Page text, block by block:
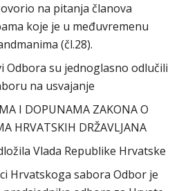
na pitanja članova
koje je u međuvremenu
(čl.28).
Odbora su jednoglasno odlučili
na usvajanje
I DOPUNAMA ZAKONA O
HRVATSKIH DRŽAVLJANA
Vlada Republike Hrvatske
Hrvatskoga sabora Odbor je